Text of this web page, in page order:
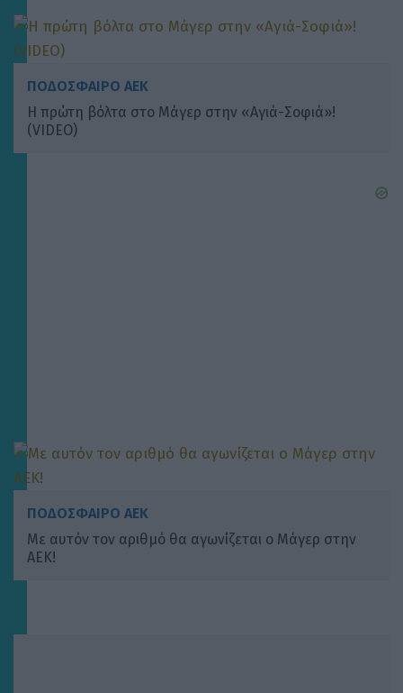
ΠΟΔΟΣΦΑΙΡΟ ΑΕΚ
Η πρώτη βόλτα στο Μάγερ στην «Αγιά-Σοφιά»!
(VIDEO)
ΠΟΔΟΣΦΑΙΡΟ ΑΕΚ
Με αυτόν τον αριθμό θα αγωνίζεται ο Μάγερ στην
ΑΕΚ!